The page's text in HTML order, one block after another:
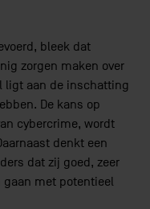
bleek dat
zorgen maken over
ligt aan de inschatting
De kans op
cybercrime, wordt
denkt een
dat zij goed, zeer
met potentieel